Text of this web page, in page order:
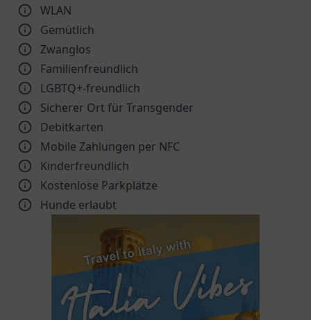
WLAN
Gemütlich
Zwanglos
Familienfreundlich
LGBTQ+-freundlich
Sicherer Ort für Transgender
Debitkarten
Mobile Zahlungen per NFC
Kinder­freundlich
Kostenlose Parkplätze
Hunde erlaubt